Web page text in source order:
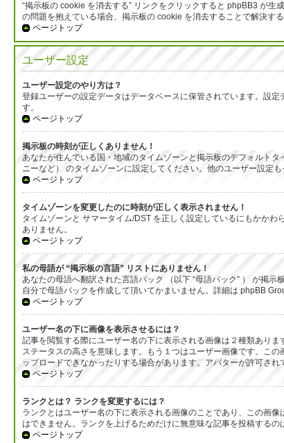
“掲示板の cookie を消去する” リンクをクリックすると phpBB3 が
の問題を抱えている場合、掲示板の cookie を消去することで解決する
ページトップ
ユーザー設定
ユーザー設定のやり方は？
登録ユーザーの設定データはデータベースに保管されています。設
す。
ページトップ
掲示板の時刻が正しくありません！
あなたが住んでいる国・地域のタイムゾーンと掲示板のデフォルト
ニーなど） のタイムゾーンに設定してください。他のユーザー設定
ページトップ
タイムゾーンを変更したのに時刻が正しく表示されません！
タイムゾーンと サマータイム/DST を正しく設定しているにもかか
ありません。
ページトップ
私の母語が “掲示板の言語” リストにありません！
あなたの母語へ翻訳された言語パック （以下 “母語パック” ） が掲
自分で母語パックを作成して頂いてかまいません。詳細は phpBB
ページトップ
ユーザー名の下に画像を表示させるには？
記事を閲覧する際にユーザー名の下に表示される画像は２種類あり
ステータスの高さを意味します。もう１つはユーザー画像です。こ
ップロードできなかったりする場合があります。アバターが許可さ
ページトップ
ランクとは？ ランクを変更するには？
ランクとはユーザー名の下に表示される画像のことであり、この画
はできません。ランクを上げるためだけに無意味な記事を投稿する
ページトップ